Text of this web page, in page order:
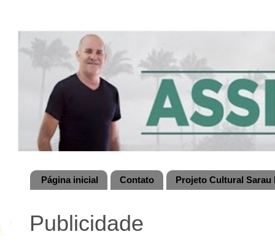
Página inicial Contato Projeto Cultural
Publicidade